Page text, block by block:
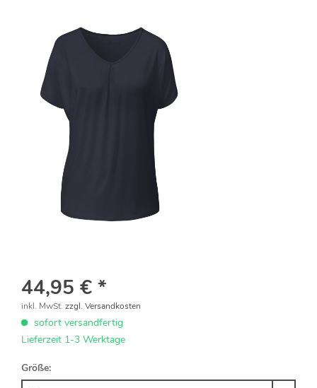
44,95 € *
inkl. MwSt. zzgl. Versandkosten
sofort versandfertig
Lieferzeit 1-3 Werktage
Größe: